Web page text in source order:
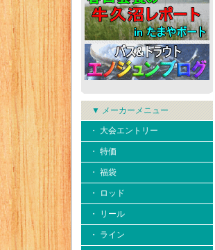
▼ メーカーメニュー
・ 大会エントリー
・ 特価
・ 福袋
・ ロッド
・ リール
・ ライン